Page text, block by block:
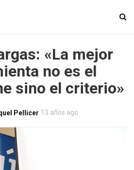
«La mejor
no es el
sino el criterio»
Pellicer 13 años ago